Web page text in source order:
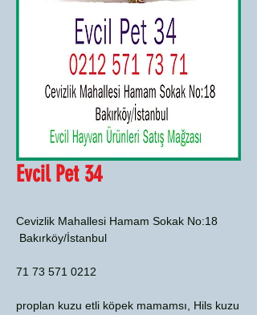
Evcil Pet 34
Cevizlik Mahallesi Hamam Sokak No:18
Bakırköy/İstanbul
0212 571 73 71
proplan kuzu etli köpek mamamsı, Hils kuzu